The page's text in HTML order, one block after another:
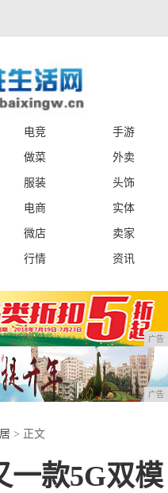
电竞
手游
做菜
外卖
服装
头饰
电商
实体
微店
卖家
行情 资讯
广告
广告
> 正文
一款5G双模